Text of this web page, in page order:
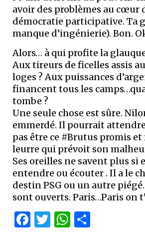
avoir des problèmes au cœur
démocratie participative. Ta
manque d’ingénierie). Bon.
Alors… à qui profite la
Aux tireurs de ficelles assis
loges ? Aux puissances
financent tous les
tombe ?
Une seule chose est sûre.
emmerdé. Il pourrait
pas être ce #Brutus promis et
leurre qui prévoit son
Ses oreilles ne savent plus si
entendre ou écouter . Il a le
destin PSG ou un autre
sont ouverts. Paris…Paris on
Facebook
Twitter
WhatsApp